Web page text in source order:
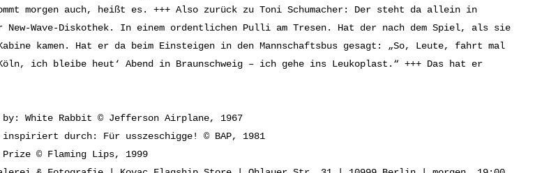
morgen auch, heißt es. +++ Also zurück zu Toni Schumacher: Der steht da allein in
New-Wave-Diskothek. In einem ordentlichen Pulli am Tresen. Hat der nach dem Spiel, als sie
kamen. Hat er da beim Einsteigen in den Mannschaftsbus gesagt: „So, Leute, fahrt mal
ich bleibe heut‘ Abend in Braunschweig – ich gehe ins Leukoplast.“ +++ Das hat er
White Rabbit © Jefferson Airplane, 1967
inspiriert durch: Für usszeschigge! © BAP, 1981
© Flaming Lips, 1999